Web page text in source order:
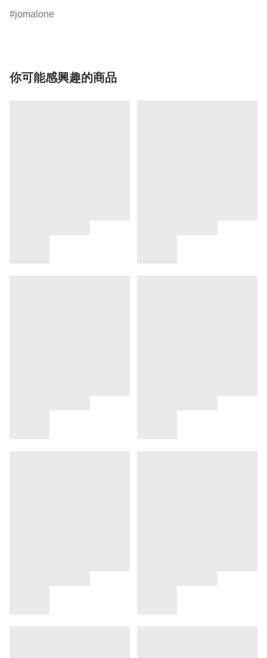
jomalone
你可能感興趣的商品